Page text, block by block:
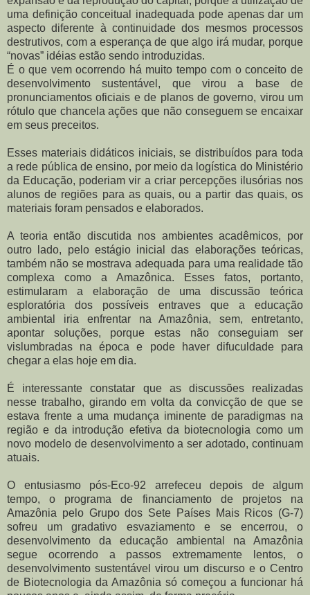
uma definição conceitual inadequada pode apenas dar um
aspecto diferente à continuidade dos mesmos processos
destrutivos, com a esperança de que algo irá mudar, porque
“novas” idéias estão sendo introduzidas.
É o que vem ocorrendo há muito tempo com o conceito de
desenvolvimento sustentável, que virou a base de
pronunciamentos oficiais e de planos de governo, virou um
rótulo que chancela ações que não conseguem se encaixar
em seus preceitos.
Esses materiais didáticos iniciais, se distribuídos para toda
a rede pública de ensino, por meio da logística do Ministério
da Educação, poderiam vir a criar percepções ilusórias nos
alunos de regiões para as quais, ou a partir das quais, os
materiais foram pensados e elaborados.
A teoria então discutida nos ambientes acadêmicos, por
outro lado, pelo estágio inicial das elaborações teóricas,
também não se mostrava adequada para uma realidade tão
complexa como a Amazônica. Esses fatos, portanto,
estimularam a elaboração de uma discussão teórica
esploratória dos possíveis entraves que a educação
ambiental iria enfrentar na Amazônia, sem, entretanto,
apontar soluções, porque estas não conseguiam ser
vislumbradas na época e pode haver difuculdade para
chegar a elas hoje em dia.
É interessante constatar que as discussões realizadas
nesse trabalho, girando em volta da convicção de que se
estava frente a uma mudança iminente de paradigmas na
região e da introdução efetiva da biotecnologia como um
novo modelo de desenvolvimento a ser adotado, continuam
atuais.
O entusiasmo pós-Eco-92 arrefeceu depois de algum
tempo, o programa de financiamento de projetos na
Amazônia pelo Grupo dos Sete Países Mais Ricos (G-7)
sofreu um gradativo esvaziamento e se encerrou, o
desenvolvimento da educação ambiental na Amazônia
segue ocorrendo a passos extremamente lentos, o
desenvolvimento sustentável virou um discurso e o Centro
de Biotecnologia da Amazônia só começou a funcionar há